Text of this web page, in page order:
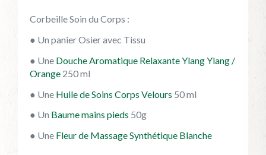
Corbeille Soin du Corps :
● Un panier Osier avec Tissu
● Une Douche Aromatique Relaxante Ylang Ylang /
Orange 250 ml
● Une Huile de Soins Corps Velours 50 ml
● Un Baume mains pieds 50g
● Une Fleur de Massage Synthétique Blanche